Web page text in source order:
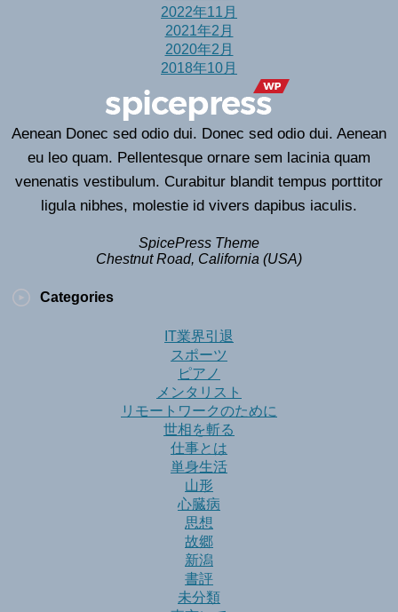
2022年11月
2021年2月
2020年2月
2018年10月
Aenean Donec sed odio dui. Donec sed odio dui. Aenean
eu leo quam. Pellentesque ornare sem lacinia quam
venenatis vestibulum. Curabitur blandit tempus porttitor
ligula nibhes, molestie id vivers dapibus iaculis.
SpicePress Theme
Chestnut Road, California (USA)
Categories
IT業界引退
スポーツ
ピアノ
メンタリスト
リモートワークのために
世相を斬る
仕事とは
単身生活
山形
心臓病
思想
故郷
新潟
書評
未分類